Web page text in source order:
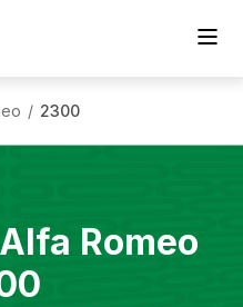
/ 2300
Alfa Romeo